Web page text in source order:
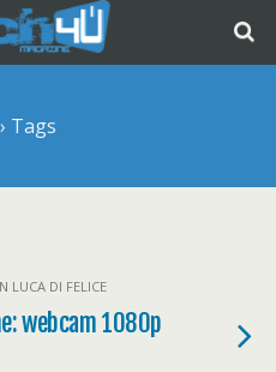
Tags
LUCA DI FELICE
webcam 1080p